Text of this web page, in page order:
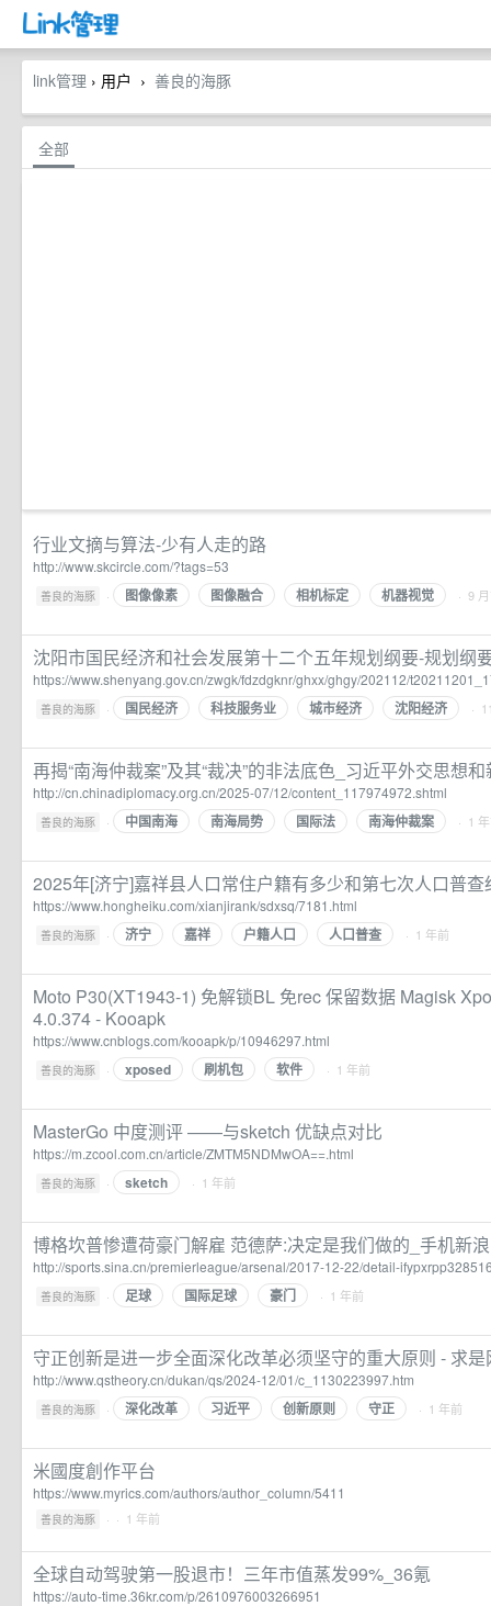
link管理 › 用户 › 善良的海豚
全部
行业文摘与算法-少有人走的路
http://www.skcircle.com/?tags=53
善良的海豚 · 图像像素 图像融合 相机标定 机器视觉 · 9
沈阳市国民经济和社会发展第十二个五年规划纲要-规划纲
https://www.shenyang.gov.cn/zwgk/fdzdgknr/ghxx/ghgy/202112/
善良的海豚 · 国民经济 科技服务业 城市经济 沈阳经济 ·
再揭“南海仲裁案”及其“裁决”的非法底色_习近平外交思想
http://cn.chinadiplomacy.org.cn/2025-07/12/content_117974972.shtml
善良的海豚 · 中国南海 南海局势 国际法 南海仲裁案 · 1
2025年[济宁]嘉祥县人口常住户籍有多少和第七次人口普
https://www.hongheiku.com/xianjirank/sdxsq/7181.html
善良的海豚 · 济宁 嘉祥 户籍人口 人口普查 · 1 年前
Moto P30(XT1943-1) 免解锁BL 免rec 保留数据 Magisk
4.0.374 - Kooapk
https://www.cnblogs.com/kooapk/p/10946297.html
善良的海豚 · xposed 刷机包 软件 · 1 年前
MasterGo 中度测评 ——与sketch 优缺点对比
https://m.zcool.com.cn/article/ZMTM5NDMwOA==.html
善良的海豚 · sketch · 1 年前
博格坎普惨遭荷豪门解雇 范德萨:决定是我们做的_手机新
http://sports.sina.cn/premierleague/arsenal/2017-12-22/detail-
善良的海豚 · 足球 国际足球 豪门 · 1 年前
守正创新是进一步全面深化改革必须坚守的重大原则 - 求是
http://www.qstheory.cn/dukan/qs/2024-12/01/c_1130223997.htm
善良的海豚 · 深化改革 习近平 创新原则 守正 · 1 年前
米國度創作平台
https://www.myrics.com/authors/author_column/5411
善良的海豚 · · 1 年前
全球自动驾驶第一股退市！三年市值蒸发99%_36氪
https://auto-time.36kr.com/p/2610976003266951